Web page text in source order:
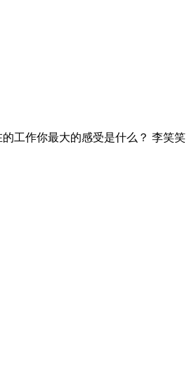
工作你最大的感受是什么？ 李笑